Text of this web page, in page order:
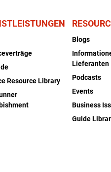
Resource Library
Blogs
Lieferanten
Podcasts
Events
Business
Guide